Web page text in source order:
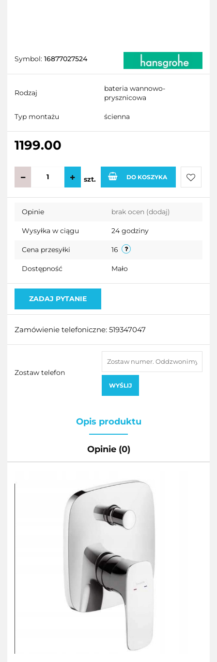
Symbol: 16877027524
Rodzaj
bateria wannowo-
prysznicowa
Typ montażu ścienna
1199.00
szt. DO KOSZYKA
Do
Opinie brak ocen (dodaj)
Wysyłka w ciągu 24 godziny
Cena przesyłki 16
Dostępność Mało
ZADAJ PYTANIE
Zamówienie telefoniczne: 519347047
Zostaw telefon
WYŚLIJ
Opis produktu
Opinie (0)